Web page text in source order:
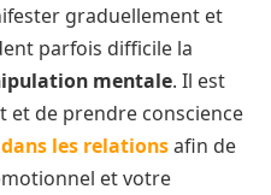
graduellement et
parfois difficile la
mentale. Il est
de prendre conscience
les relationsafin de
et votre